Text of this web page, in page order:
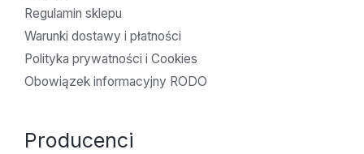
Regulamin sklepu
Warunki dostawy i płatności
Polityka prywatności i Cookies
Obowiązek informacyjny RODO
Producenci